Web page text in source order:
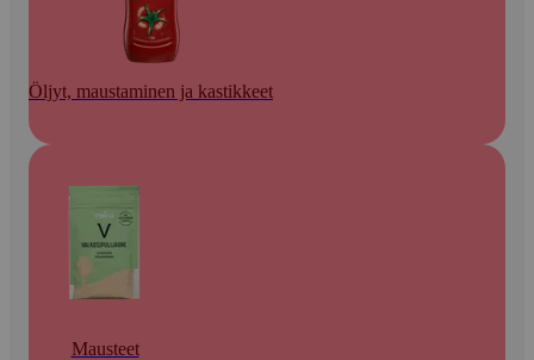
Öljyt, maustaminen ja kastikkeet
Mausteet